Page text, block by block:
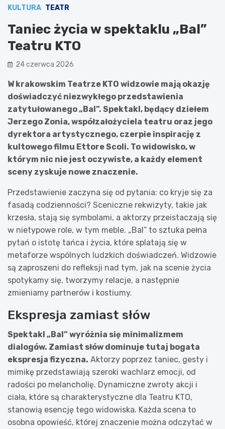
KULTURA TEATR
Taniec życia w spektaklu „Bal”
Teatru KTO
24 czerwca 2026
W krakowskim Teatrze KTO widzowie mają okazję
doświadczyć niezwykłego przedstawienia
zatytułowanego „Bal”. Spektakl, będący dziełem
Jerzego Zonia, współzałożyciela teatru oraz jego
dyrektora artystycznego, czerpie inspirację z
kultowego filmu Ettore Scoli. To widowisko, w
którym nic nie jest oczywiste, a każdy element
sceny zyskuje nowe znaczenie.
Przedstawienie zaczyna się od pytania: co kryje się za
fasadą codzienności? Sceniczne rekwizyty, takie jak
krzesła, stają się symbolami, a aktorzy przeistaczają się
w nietypowe role, w tym meble. „Bal” to sztuka pełna
pytań o istotę tańca i życia, które splatają się w
metaforze wspólnych ludzkich doświadczeń. Widzowie
są zaproszeni do refleksji nad tym, jak na scenie życia
spotykamy się, tworzymy relacje, a następnie
zmieniamy partnerów i kostiumy.
Ekspresja zamiast słów
Spektakl „Bal” wyróżnia się minimalizmem
dialogów. Zamiast słów dominuje tutaj bogata
ekspresja fizyczna. Aktorzy poprzez taniec, gesty i
mimikę przedstawiają szeroki wachlarz emocji, od
radości po melancholię. Dynamiczne zwroty akcji i
ciała, które są charakterystyczne dla Teatru KTO,
stanowią esencję tego widowiska. Każda scena to
osobna opowieść, której znaczenie można odczytać w